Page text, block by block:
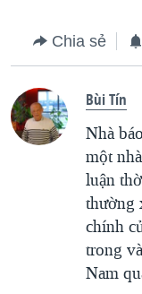
Chia sẻ
Bùi Tín
Nhà
một
luận
thường
chính
trong
Nam